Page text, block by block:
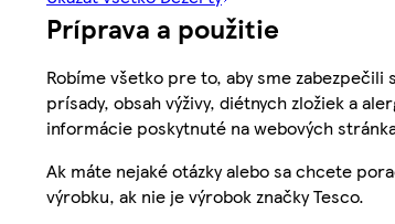
Príprava a použitie
Robíme všetko pre to, aby sme
prísady, obsah výživy, diétnych zložiek a
informácie poskytnuté na webových
Ak máte nejaké otázky alebo sa chcete
výrobku, ak nie je výrobok značky Tesco.